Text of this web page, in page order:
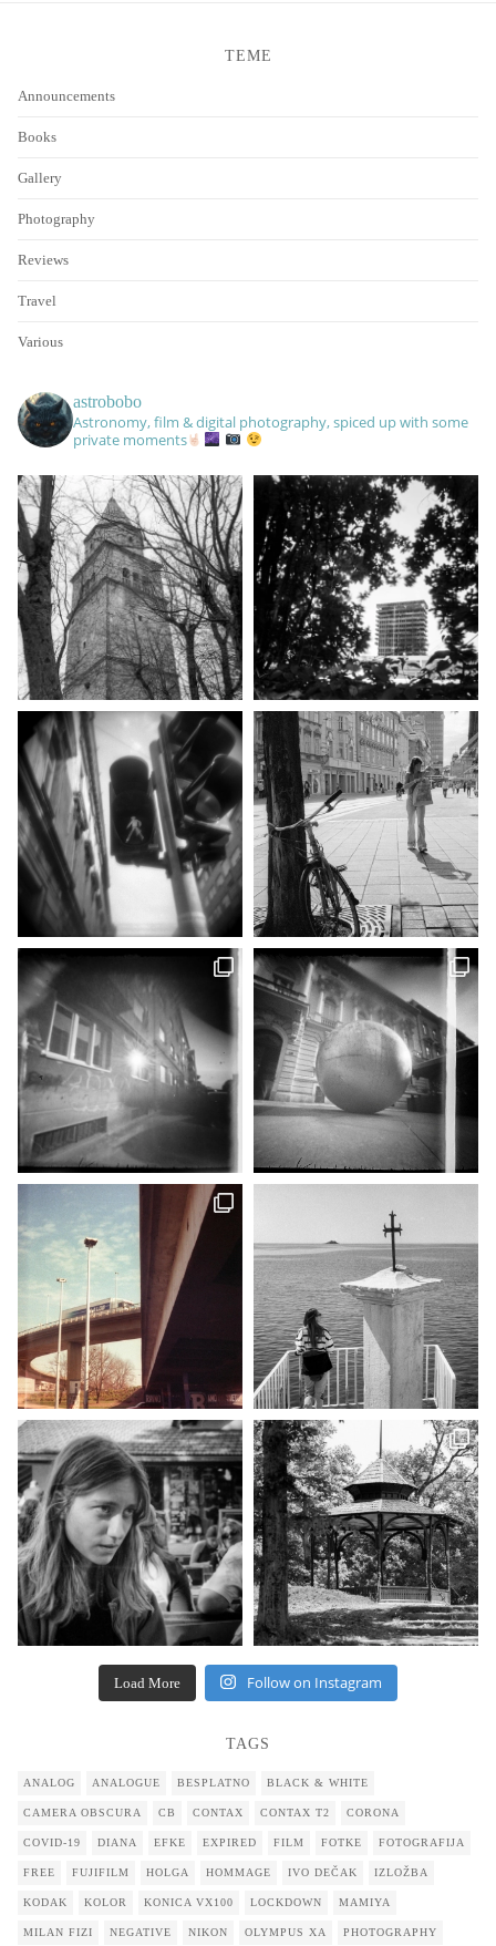
TEME
Announcements
Books
Gallery
Photography
Reviews
Travel
Various
astrobobo
Astronomy, film & digital photography, spiced up with some
private moments
Load More Follow on Instagram
TAGS
ANALOG ANALOGUE BESPLATNO BLACK & WHITE
CAMERA OBSCURA CB CONTAX CONTAX T2 CORONA
COVID-19 DIANA EFKE EXPIRED FILM FOTKE FOTOGRAFIJA
FREE FUJIFILM HOLGA HOMMAGE IVO DEČAK IZLOŽBA
KODAK KOLOR KONICA VX100 LOCKDOWN MAMIYA
MILAN FIZI NEGATIVE NIKON OLYMPUS XA PHOTOGRAPHY